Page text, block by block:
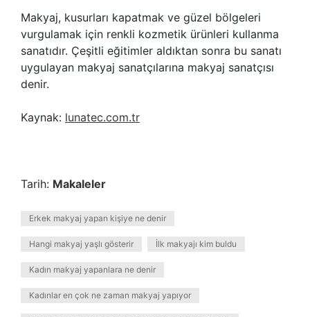
Makyaj, kusurları kapatmak ve güzel bölgeleri
vurgulamak için renkli kozmetik ürünleri kullanma
sanatıdır. Çeşitli eğitimler aldıktan sonra bu sanatı
uygulayan makyaj sanatçılarına makyaj sanatçısı
denir.
Kaynak: lunatec.com.tr
Tarih: Makaleler
Erkek makyaj yapan kişiye ne denir
Hangi makyaj yaşlı gösterir İlk makyajı kim buldu
Kadın makyaj yapanlara ne denir
Kadınlar en çok ne zaman makyaj yapıyor